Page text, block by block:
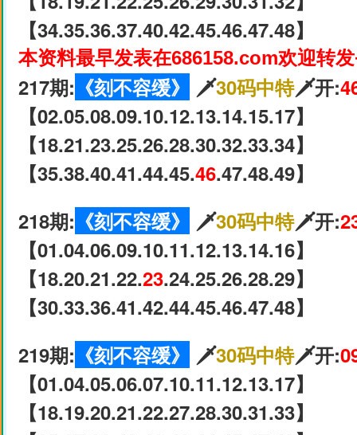
【34.35.36.37.40.42.45.46.47.48】
本资料最早发表在686158.com欢迎转
217期: 《刻不容缓》 🗡30码中特🗡开:
【02.05.08.09.10.12.13.14.15.17】
【18.21.23.25.26.28.30.32.33.34】
【35.38.40.41.44.45.46.47.48.49】
218期: 《刻不容缓》 🗡30码中特🗡开:
【01.04.06.09.10.11.12.13.14.16】
【18.20.21.22.23.24.25.26.28.29】
【30.33.36.41.42.44.45.46.47.48】
219期: 《刻不容缓》 🗡30码中特🗡开:
【01.04.05.06.07.10.11.12.13.17】
【18.19.20.21.22.27.28.30.31.33】